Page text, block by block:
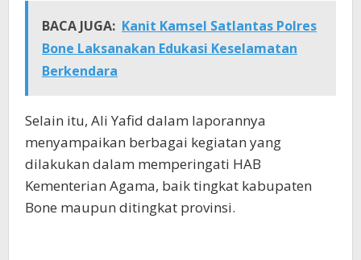
BACA JUGA: Kanit Kamsel Satlantas Polres
Bone Laksanakan Edukasi Keselamatan
Berkendara
Selain itu, Ali Yafid dalam laporannya
menyampaikan berbagai kegiatan yang
dilakukan dalam memperingati HAB
Kementerian Agama, baik tingkat kabupaten
Bone maupun ditingkat provinsi.